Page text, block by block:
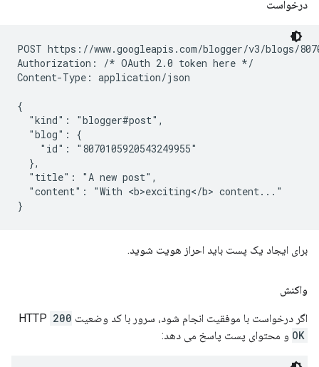
درخواست
POST https://www.googleapis.com/blogger/v3/blogs/
Authorization: /* OAuth 2.0 token here */
Content-Type: application/json
{
  "kind": "blogger#post",
  "blog": {
    "id": "8070105920543249955"
  },
  "title": "A new post",
  "content": "With <b>exciting</b> content..."
برای ایجاد یک پست باید احراز هویت شوید.
واکنش
اگر درخواست با موفقیت انجام شود، سرور با کد وضعیت HTTP 200
OK و محتوای پست پاسخ می دهد: